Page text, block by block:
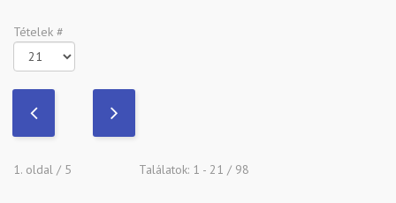
Tételek #
1. oldal / 5 Találatok: 1 - 21 / 98